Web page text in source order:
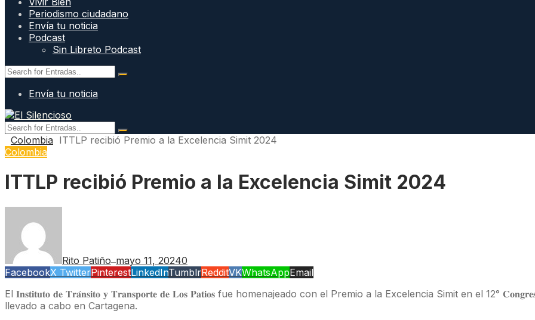
Periodismo ciudadano
Envía tu noticia
Podcast
Sin Libreto Podcast
Envía tu noticia
Colombia ITTLP recibió Premio a la Excelencia Simit 2024
Colombia
ITTLP recibió Premio a la Excelencia Simit 2024
Rito Patiño—mayo 11, 20240
FacebookX TwitterPinterestLinkedInTumblrRedditVKWhatsAppEmail
El 𝐈𝐧𝐬𝐭𝐢𝐭𝐮𝐭𝐨 𝐝𝐞 𝐓𝐫𝐚́𝐧𝐬𝐢𝐭𝐨 𝐲 𝐓𝐫𝐚𝐧𝐬𝐩𝐨𝐫𝐭𝐞 𝐝𝐞 𝐋𝐨𝐬 𝐏𝐚𝐭𝐢𝐨𝐬 fue homenajeado con el Premio a la Excelencia Simit en el 12°
llevado a cabo en Cartagena.